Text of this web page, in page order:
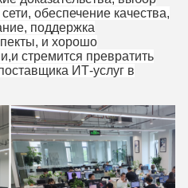
обеспечение качества,
поддержка
и хорошо
стремится превратить
ИТ-услуг в